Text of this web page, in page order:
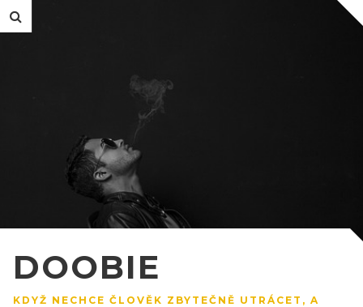
DOOBIE
KDYŽ NECHCE ČLOVĚK ZBYTEČNĚ UTRÁCET, A